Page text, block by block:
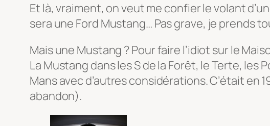
Et là, vraiment, on veut me confier le volant
sera une Ford Mustang… Pas grave, je prends
Mais une Mustang ? Pour faire l’idiot sur le
La Mustang dans les S de la Forêt, le Terte, les
Mans avec d’autres considérations. C’était en
abandon).